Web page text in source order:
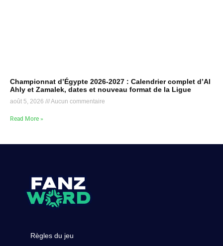
Championnat d’Égypte 2026-2027 : Calendrier complet d’Al
Ahly et Zamalek, dates et nouveau format de la Ligue
août 5, 2026 Aucun commentaire
Read More »
Règles du jeu